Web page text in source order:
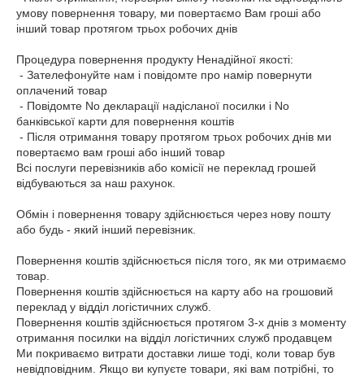
умову повернення товару, ми повертаємо Вам гроші або
інший товар протягом трьох робочих днів
Процедура повернення продукту Ненадійної якості:
оплачений товар
банківської карти для повернення коштів
повертаємо вам гроші або інший товар
Всі послуги перевізників або комісії не переклад грошей
відбуваються за наш рахунок.
Обмін і повернення товару здійснюється через нову пошту
або будь - який інший перевізник.
Повернення коштів здійснюється після того, як ми отримаємо
товар.
Повернення коштів здійснюється на карту або на грошовий
переклад у відділ логістичних служб.
Повернення коштів здійснюється протягом 3-х днів з моменту
отримання посилки на відділ логістичних служб продавцем
Ми покриваємо витрати доставки лише тоді, коли товар був
невідповідним. Якщо ви купуєте товари, які вам потрібні, то